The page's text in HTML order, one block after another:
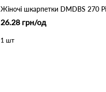
26.28 грн/од
1 шт